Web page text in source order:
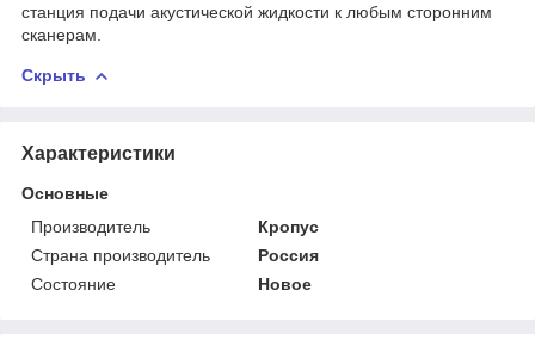
станция подачи акустической жидкости к любым сторонним
сканерам.
Скрыть
Характеристики
Основные
Производитель
Кропус
Страна производитель
Россия
Состояние
Новое